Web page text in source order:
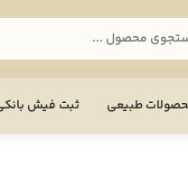
طبیعی ثبت فیش